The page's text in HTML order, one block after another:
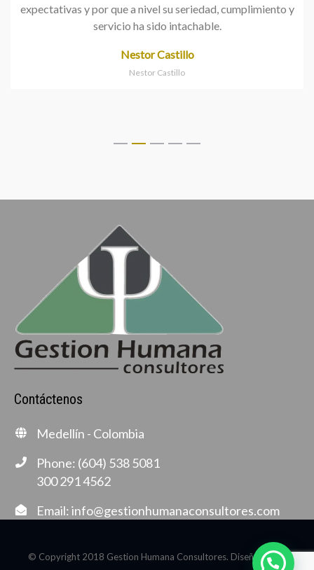
expectativas y por que a nivel su seriedad, cumplimiento y
servicio ha sido intachable.
Nestor Castillo
Nestor Castillo
Contáctenos
Medellín - Colombia
Phone: (604) 538 5081
300 291 4562
Email:info@gestionhumanaconsultores.com
© Copyright 2018 Gestion Humana Consultores. Diseñado por